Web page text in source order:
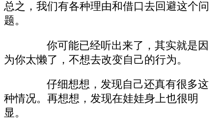
总之，我们有各种理由和借口去回避这个问
题。
你可能已经听出来了，其实就是因
为你太懒了，不想去改变自己的行为。
仔细想想，发现自己还真有很多这
种情况。再想想，发现在娃娃身上也很明
显。